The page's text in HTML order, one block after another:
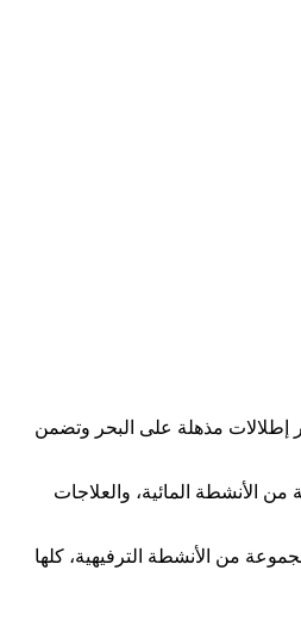
إطلالات مذهلة على البحر وتضمن
الأنشطة المائية، والعلاجات
من الأنشطة الترفيهية، كلها